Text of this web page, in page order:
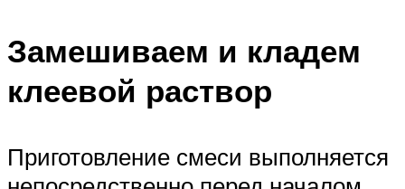
Замешиваем и кладем
клеевой раствор
Приготовление смеси выполняется